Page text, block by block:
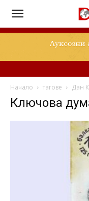
Начало тагове Дан
Ключова